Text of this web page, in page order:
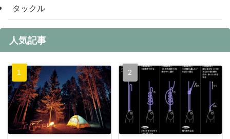
タックル
人気記事